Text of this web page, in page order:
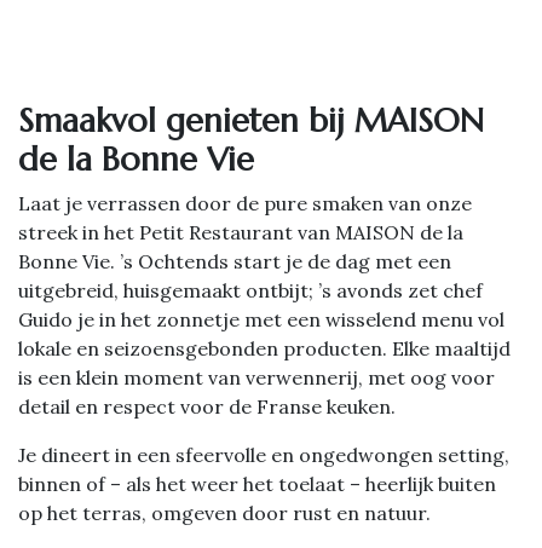
Smaakvol genieten bij MAISON
de la Bonne Vie
Laat je verrassen door de pure smaken van onze
streek in het Petit Restaurant van MAISON de la
Bonne Vie. ’s Ochtends start je de dag met een
uitgebreid, huisgemaakt ontbijt; ’s avonds zet chef
Guido je in het zonnetje met een wisselend menu vol
lokale en seizoensgebonden producten. Elke maaltijd
is een klein moment van verwennerij, met oog voor
detail en respect voor de Franse keuken.
Je dineert in een sfeervolle en ongedwongen setting,
binnen of – als het weer het toelaat – heerlijk buiten
op het terras, omgeven door rust en natuur.